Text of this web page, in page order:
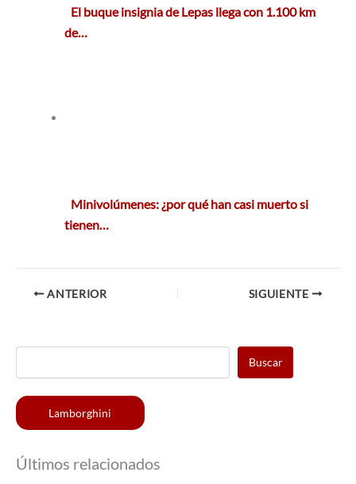
El buque insignia de Lepas llega con 1.100 km
de…
Minivolúmenes: ¿por qué han casi muerto si
tienen…
ANTERIOR SIGUIENTE
Buscar
Lamborghini
Últimos relacionados